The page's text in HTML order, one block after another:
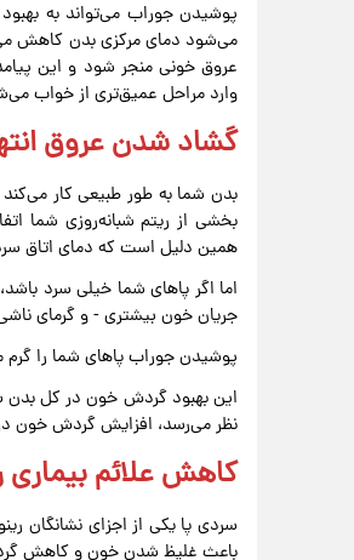
پوشیدن جوراب می‌تواند به
می‌شود دمای مرکزی بدن کاهش
عروق خونی منجر شود و این
وارد مراحل عمیق‌تری از خواب
گشاد شدن عروق
بدن شما به طور طبیعی کار
همین دلیل است که دمای اتاق
اما اگر پاهای شما خیلی سرد
جریان خون بیشتری - و گرمای
پوشیدن جوراب پاهای شما را گرم
این بهبود گردش خون در کل بدن
نظر می‌رسد، افزایش گردش خون
کاهش علائم بیماری
سردی پا یکی از اجزای نشانگان
باعث غلیظ شدن خون و کاهش